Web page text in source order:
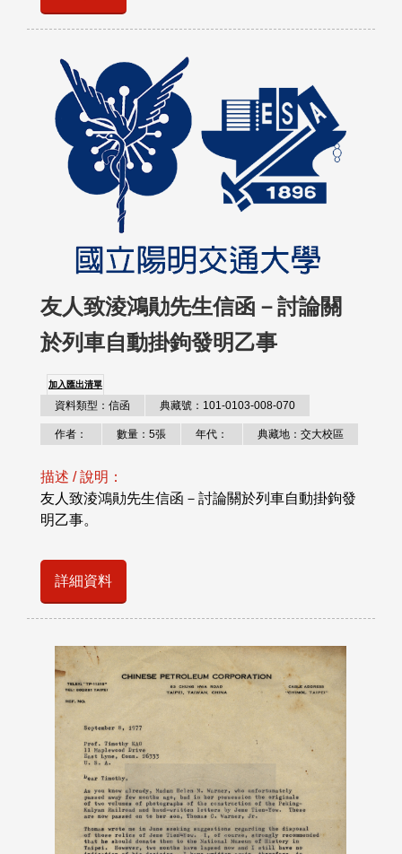
友人致淩鴻勛先生信函－討論關
於列車自動掛鉤發明乙事
加入匯出清單
資料類型：信函 典藏號：101-0103-008-070
作者： 數量：5張 年代： 典藏地：交大校區
描述 / 說明：
友人致淩鴻勛先生信函－討論關於列車自動掛鉤發
明乙事。
詳細資料